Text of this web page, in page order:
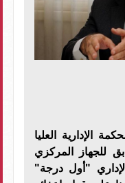
الإدارية العليا
للجهاز المركزي
"أول درجة"